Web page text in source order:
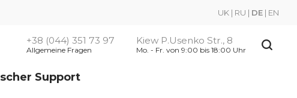
UK | RU | DE | EN
+38 (044) 351 73 97
Allgemeine Fragen
Kiew P.Usenko Str., 8
Mo. - Fr. von 9:00 bis 18:00 Uhr
Support